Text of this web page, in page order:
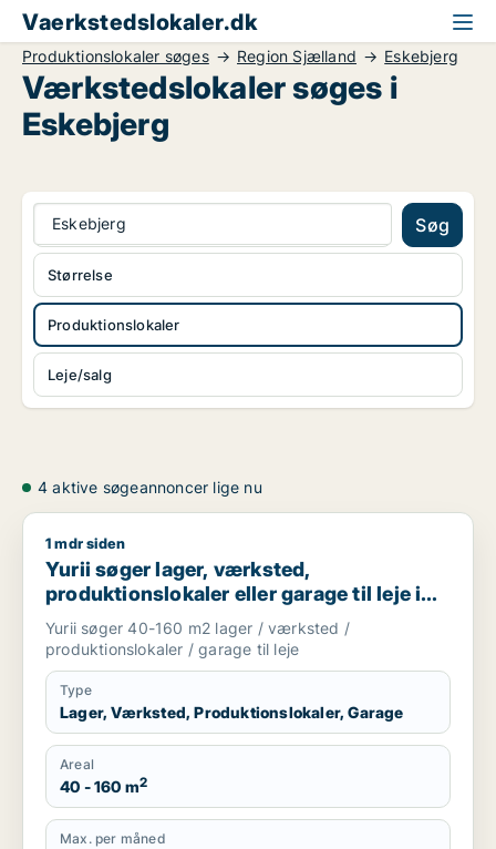
Vaerkstedslokaler.dk
Produktionslokaler søges Region Sjælland Eskebjerg
Værkstedslokaler søges i
Eskebjerg
Eskebjerg Søg
Produktionslokaler
Leje/salg
Størrelse
4 aktive søgeannoncer lige nu
Yurii søger lager, værksted, produktionslokaler eller garage
1 mdr siden
Yurii søger lager, værksted,
produktionslokaler eller garage til leje i
Region Sjælland
Yurii søger 40-160 m2 lager / værksted /
produktionslokaler / garage til leje
Type
Lager, Værksted, Produktionslokaler, Garage
Areal
40 - 160 m2
Max. per måned